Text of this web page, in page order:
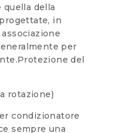
della
in
per
del
rotazione)
condizionatore
sempre una